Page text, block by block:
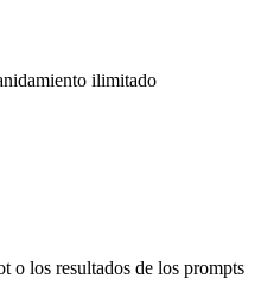
ilimitado
o los resultados de los prompts